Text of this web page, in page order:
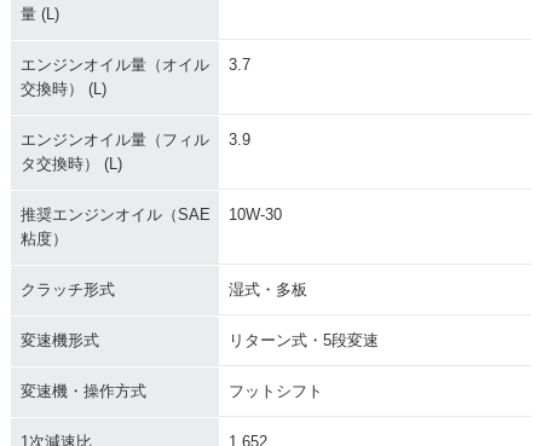
2004年 CB1300 SU
ーチェンジ
ーチェンジ
量 (L)
エンジンオイル量（オイル
交換時） (L)
3.7
エンジンオイル量（フィル
タ交換時） (L)
3.9
推奨エンジンオイル（SAE
粘度）
10W-30
クラッチ形式 湿式・多板
変速機形式 リターン式・5段変速
変速機・操作方式 フットシフト
1次減速比 1.652